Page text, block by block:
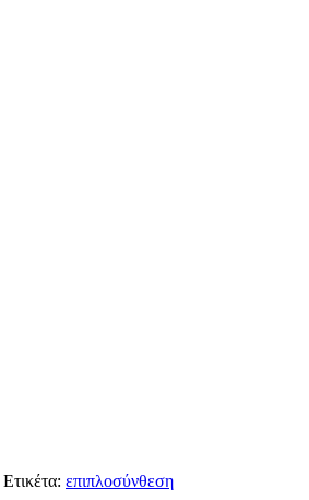
Ετικέτα: επιπλοσύνθεση